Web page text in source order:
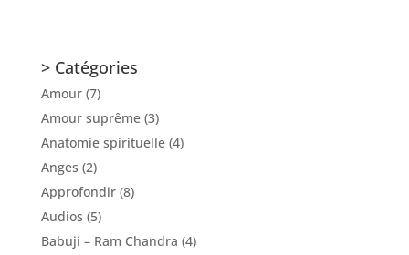
> Catégories
Amour(7)
Amour suprême(3)
Anatomie spirituelle(4)
Anges (2)
Approfondir(8)
Audios (5)
Babuji – Ram Chandra (4)